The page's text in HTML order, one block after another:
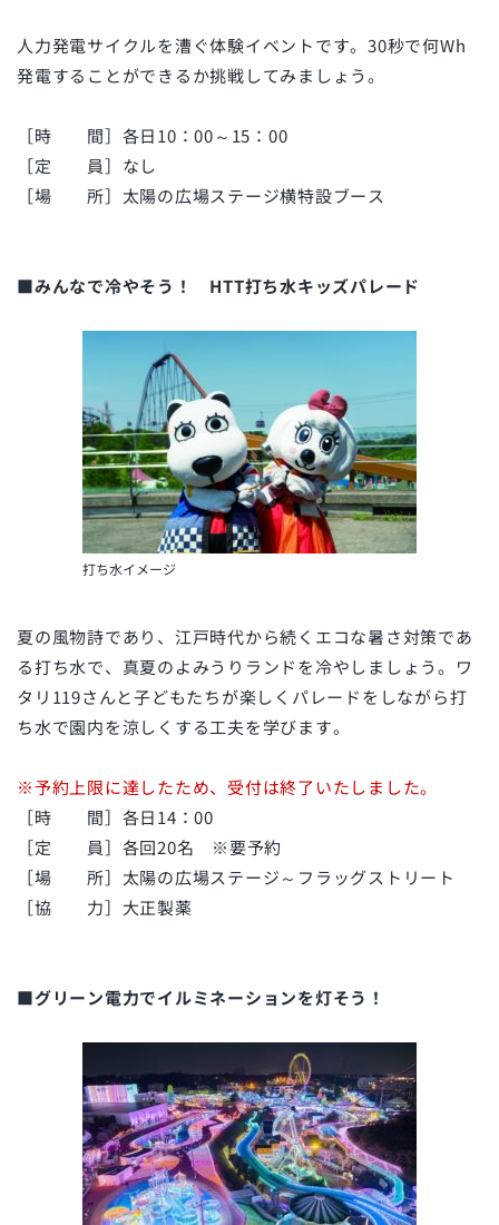
人力発電サイクルを漕ぐ体験イベントです。30秒で何Wh
発電することができるか挑戦してみましょう。
［時 間］各日10：00～15：00
［定 員］なし
［場 所］太陽の広場ステージ横特設ブース
■みんなで冷やそう！ HTT打ち水キッズパレード
打ち水イメージ
夏の風物詩であり、江戸時代から続くエコな暑さ対策であ
る打ち水で、真夏のよみうりランドを冷やしましょう。ワ
タリ119さんと子どもたちが楽しくパレードをしながら打
ち水で園内を涼しくする工夫を学びます。
※予約上限に達したため、受付は終了いたしました。
［時 間］各日14：00
［定 員］各回20名 ※要予約
［場 所］太陽の広場ステージ～フラッグストリート
［協 力］大正製薬
■グリーン電力でイルミネーションを灯そう！